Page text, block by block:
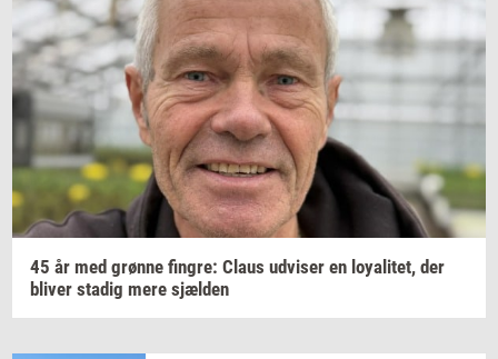
45 år med grøn­ne fin­gre: Claus ud­vi­ser en loy­a­li­tet, der
bli­ver sta­dig mere sjæl­den